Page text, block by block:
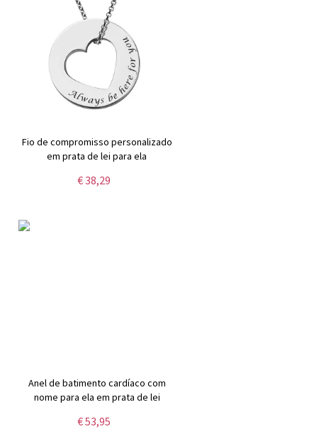
Fio de compromisso personalizado
em prata de lei para ela
€ 38,29
Anel de batimento cardíaco com
nome para ela em prata de lei
€ 53,95